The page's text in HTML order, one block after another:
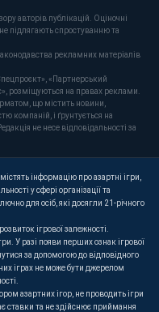
авторів публікацій. Оціночні
підлягають спростуванню та
рекламних матеріалів
«Партнерський
розміщуються на правах реклами.
що містить новини,
компаній, і ґрунтується на
не несе відповідальності за
інформацію про азартні ігри,
у сфері організації та
для осіб, які досягли 21-річного
ігрової залежності.
У разі появи перших ознак ігрової
за допомогою до відповідного
іграх не може бути джерелом
азартних ігор, не проводить ігри
ставки та не здійснює приймання